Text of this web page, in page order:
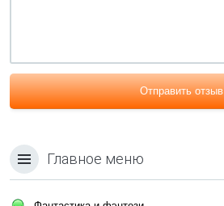
Отправить отзыв
Главное меню